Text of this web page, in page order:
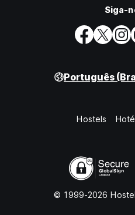
Siga-
Português
Hostels
© 1999-2026